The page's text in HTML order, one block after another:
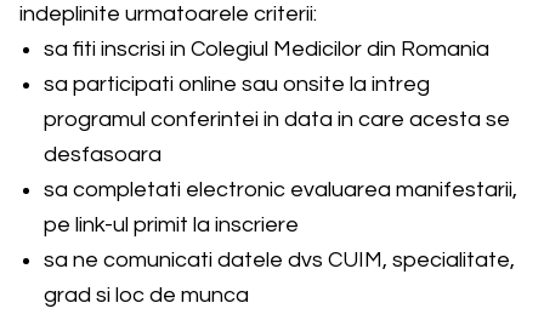
indeplinite urmatoarele criterii:
sa fiti inscrisi in Colegiul Medicilor din Romania
sa participati online sau onsite la intreg
programul conferintei in data in care acesta se
desfasoara
sa completati electronic evaluarea manifestarii,
pe link-ul primit la inscriere
sa ne comunicati datele dvs CUIM, specialitate,
grad si loc de munca